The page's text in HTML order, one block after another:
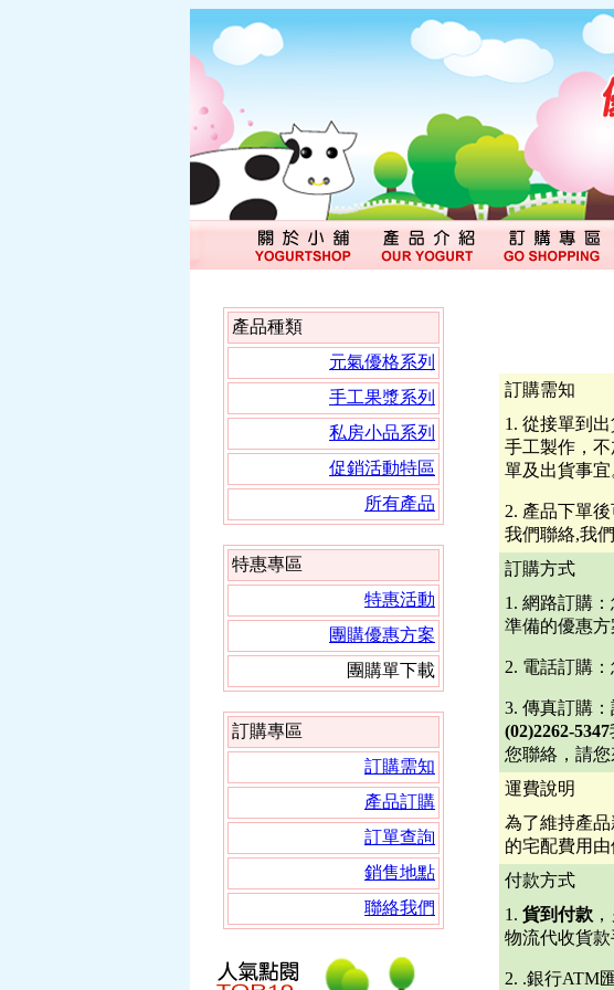
產品種類
元氣優格系列
手工果漿系列
私房小品系列
促銷活動特區
所有產品
特惠專區
特惠活動
團購優惠方案
團購單下載
訂購專區
訂購需知
產品訂購
訂單查詢
銷售地點
聯絡我們
訂購需知
1. 從接單到
手工製作，
單及出貨事宜
2. 產品下單
我們聯絡,我
訂購方式
1. 網路訂購
準備的優惠方
2. 電話訂購
3. 傳真訂購
(02)2262-5347
您聯絡，請
運費說明
為了維持產
的宅配費用由
付款方式
1. 貨到付款 ，
物流代收貨
2. .銀行ATM